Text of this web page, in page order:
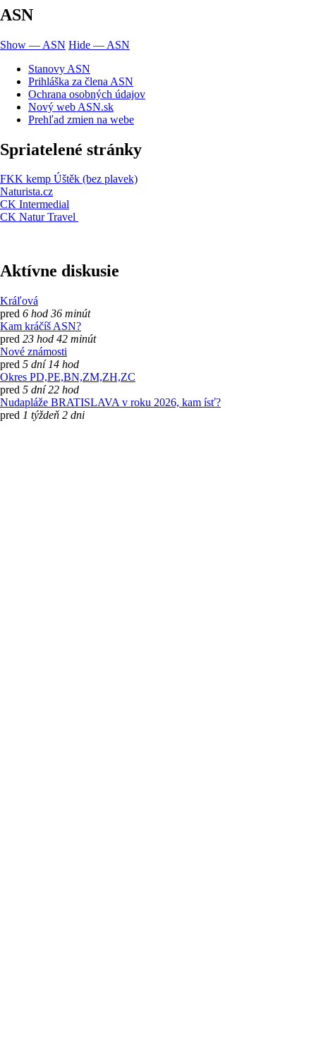
ASN
Show — ASN Hide — ASN
Stanovy ASN
Prihláška za člena ASN
Ochrana osobných údajov
Nový web ASN.sk
Prehľad zmien na webe
Spriatelené stránky
FKK kemp Úštěk (bez plavek)
Naturista.cz
CK Intermedial
CK Natur Travel
Aktívne diskusie
Kráľová
pred 6 hod 36 minút
Kam kráčíš ASN?
pred 23 hod 42 minút
Nové známosti
pred 5 dní 14 hod
Okres PD,PE,BN,ZM,ZH,ZC
pred 5 dní 22 hod
Nudapláže BRATISLAVA v roku 2026, kam ísť?
pred 1 týždeň 2 dni